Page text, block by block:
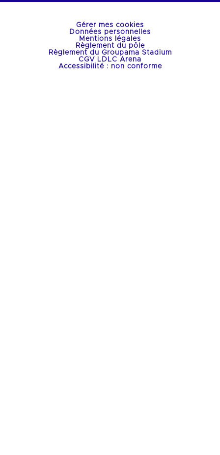
Gérer mes cookies
Données personnelles
Mentions légales
Règlement du pôle
Règlement du Groupama Stadium
CGV LDLC Arena
Accessibilité : non conforme